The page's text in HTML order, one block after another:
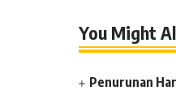
You Might
Penurunan